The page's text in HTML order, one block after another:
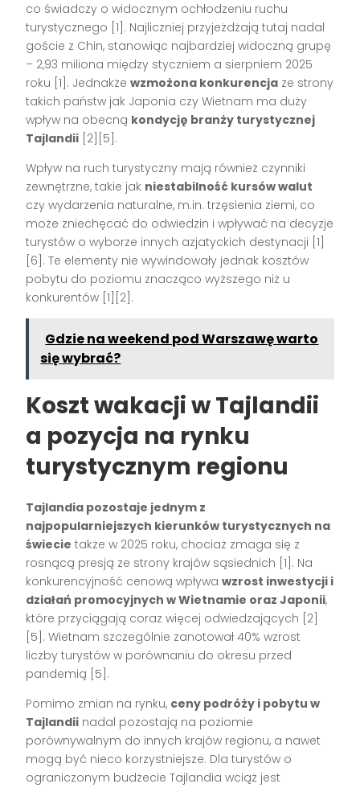
co świadczy o widocznym ochłodzeniu ruchu
turystycznego [1]. Najliczniej przyjeżdżają tutaj nadal
goście z Chin, stanowiąc najbardziej widoczną grupę
– 2,93 miliona między styczniem a sierpniem 2025
roku [1]. Jednakżewzmożona konkurencja ze strony
takich państw jak Japonia czy Wietnam ma duży
wpływ na obecną kondycję branży turystycznej
Tajlandii [2][5].
Wpływ na ruch turystyczny mają również czynniki
zewnętrzne, takie jak niestabilność kursów walut
czy wydarzenia naturalne, m.in. trzęsienia ziemi, co
może zniechęcać do odwiedzin i wpływać na decyzje
turystów o wyborze innych azjatyckich destynacji [1]
[6]. Te elementy nie wywindowały jednak kosztów
pobytu do poziomu znacząco wyższego niż u
konkurentów [1][2].
Gdzie na weekend pod Warszawę warto
się wybrać?
Koszt wakacji w Tajlandii
a pozycja na rynku
turystycznym regionu
Tajlandia pozostaje jednym z
najpopularniejszych kierunków turystycznych na
świecie także w 2025 roku, chociaż zmaga się z
rosnącą presją ze strony krajów sąsiednich [1]. Na
konkurencyjność cenową wpływawzrost inwestycji i
działań promocyjnych w Wietnamie oraz Japonii,
które przyciągają coraz więcej odwiedzających [2]
[5]. Wietnam szczególnie zanotował 40% wzrost
liczby turystów w porównaniu do okresu przed
pandemią [5].
Pomimo zmian na rynku, ceny podróży i pobytu w
Tajlandii nadal pozostają na poziomie
porównywalnym do innych krajów regionu, a nawet
mogą być nieco korzystniejsze. Dla turystów o
ograniczonym budżecie Tajlandia wciąż jest